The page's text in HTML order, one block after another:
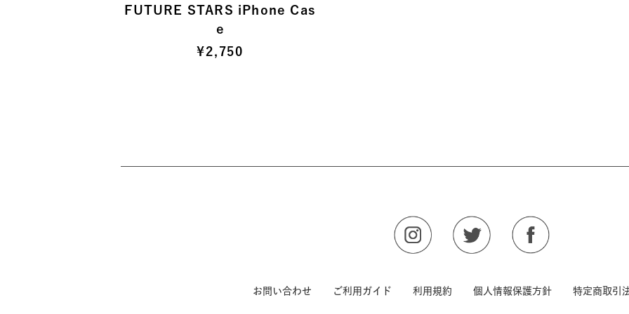
FUTURE STARS iPhone Cas
e
¥2,750
お問い合わせ ご利用ガイド 利用規約 個人情報保護方針 特定商取引